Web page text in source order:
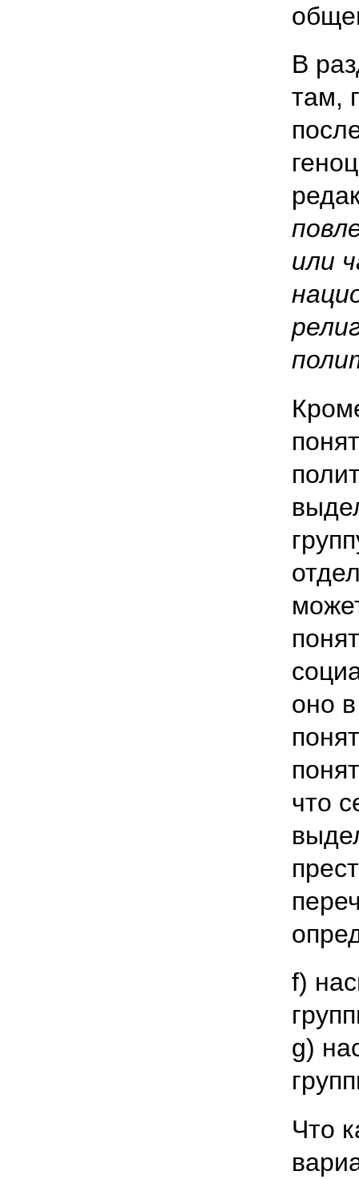
В
там,
или
оно
что
f)
g)
Что